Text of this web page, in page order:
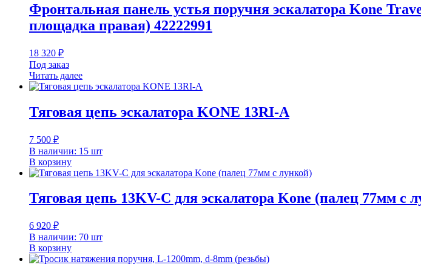
Фронтальная панель устья поручня эскалатора Kone
площадка правая) 42222991
18 320 ₽
Под заказ
Читать далее
Тяговая цепь эскалатора KONE 13RI-A
7 500 ₽
В наличии: 15 шт
В корзину
Тяговая цепь 13KV-C для эскалатора Kone (палец 77мм с
6 920 ₽
В наличии: 70 шт
В корзину